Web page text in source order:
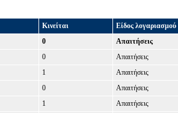
Κινείται
Είδος λογαριασμού
0
Απαιτήσεις
0
Απαιτήσεις
1
Απαιτήσεις
0
Απαιτήσεις
1
Απαιτήσεις